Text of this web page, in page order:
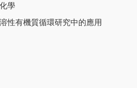
學
性有機質循環研究中的應用